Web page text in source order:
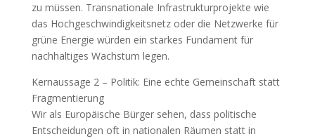
zu müssen. Transnationale Infrastrukturprojekte wie
das Hochgeschwindigkeitsnetz oder die Netzwerke für
grüne Energie würden ein starkes Fundament für
nachhaltiges Wachstum legen.
Kernaussage 2 – Politik: Eine echte Gemeinschaft statt
Fragmentierung
Wir als Europäische Bürger sehen, dass politische
Entscheidungen oft in nationalen Räumen statt in